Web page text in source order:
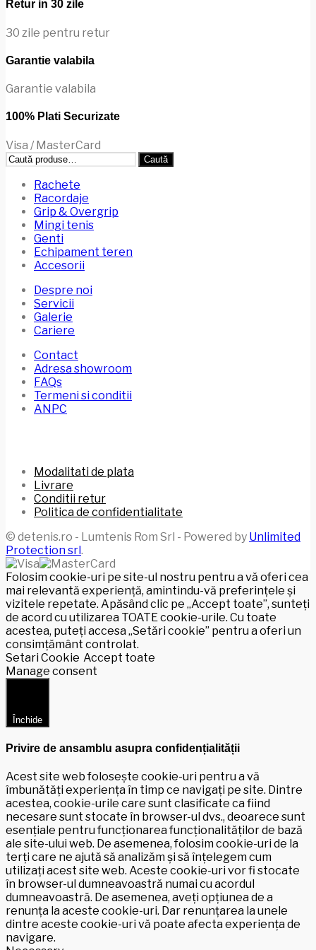
Retur in 30 zile
30 zile pentru retur
Garantie valabila
Garantie valabila
100% Plati Securizate
Visa / MasterCard
Caută
după:
Caută
Rachete
Racordaje
Grip & Overgrip
Mingi tenis
Genti
Echipament teren
Accesorii
Despre noi
Servicii
Galerie
Cariere
Contact
Adresa showroom
FAQs
Termeni si conditii
ANPC
Modalitati de plata
Livrare
Conditii retur
Politica de confidentialitate
© detenis.ro - Lumtenis Rom Srl - Powered by Unlimited
Protection srl.
Folosim cookie-uri pe site-ul nostru pentru a vă oferi cea
mai relevantă experiență, amintindu-vă preferințele și
vizitele repetate. Apăsând clic pe „Accept toate”, sunteți
de acord cu utilizarea TOATE cookie-urile. Cu toate
acestea, puteți accesa „Setări cookie” pentru a oferi un
consimțământ controlat.
Setari Cookie Accept toate
Manage consent
Închide
Privire de ansamblu asupra confidențialității
Acest site web folosește cookie-uri pentru a vă
îmbunătăți experiența în timp ce navigați pe site. Dintre
acestea, cookie-urile care sunt clasificate ca fiind
necesare sunt stocate în browser-ul dvs., deoarece sunt
esențiale pentru funcționarea funcționalităților de bază
ale site-ului web. De asemenea, folosim cookie-uri de la
terți care ne ajută să analizăm și să înțelegem cum
utilizați acest site web. Aceste cookie-uri vor fi stocate
în browser-ul dumneavoastră numai cu acordul
dumneavoastră. De asemenea, aveți opțiunea de a
renunța la aceste cookie-uri. Dar renunțarea la unele
dintre aceste cookie-uri vă poate afecta experiența de
navigare.